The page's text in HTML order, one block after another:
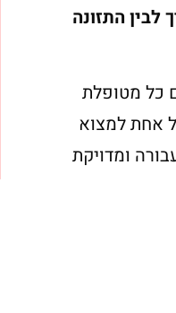
התזונה
מטופלת
אחת למצוא
ומדויקת